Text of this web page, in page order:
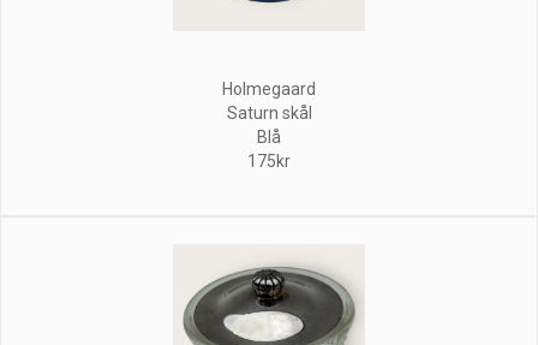
Holmegaard
Saturn skål
Blå
175kr